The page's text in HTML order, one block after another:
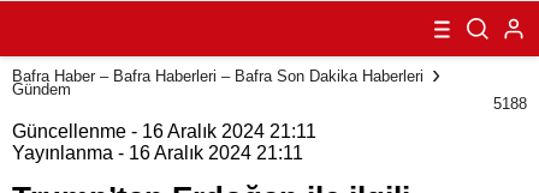
açıklama: ‘Çok
iyi anlaştığım
biri, çok güçlü
bir ordu kurdu’
Bafra Haber – Bafra Haberleri – Bafra Son Dakika Haberleri
Gündem
5188
Güncellenme - 16 Aralık 2024 21:11
Yayınlanma - 16 Aralık 2024 21:11